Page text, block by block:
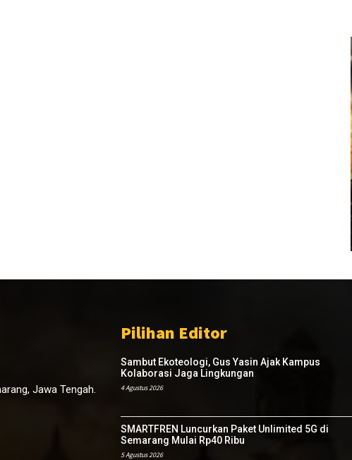
Jawa Tengah.
Pilihan Editor
Sambut Ekoteologi, Gus Yasin Ajak Kampus
Kolaborasi Jaga Lingkungan
4 Agustus 2026
SMARTFREN Luncurkan Paket Unlimited 5G di
Semarang Mulai Rp40 Ribu
5 Agustus 2026